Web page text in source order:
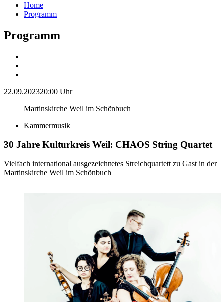
Home
Programm
Programm
22.09.202320:00 Uhr
Martinskirche Weil im Schönbuch
Kammermusik
30 Jahre Kulturkreis Weil: CHAOS String Quartet
Vielfach international ausgezeichnetes Streichquartett zu Gast in der
Martinskirche Weil im Schönbuch